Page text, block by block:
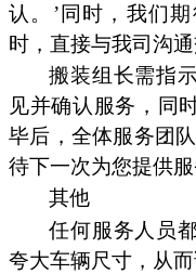
认。’同时，我们
时，直接与我司沟通
搬装组长需指
见并确认服务，同
毕后，全体服务团
待下一次为您提供
其他
任何服务人员
夸大车辆尺寸，从